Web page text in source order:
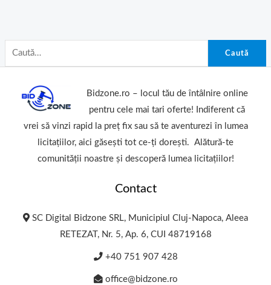
Caută
Bidzone.ro – locul tău de întâlnire online
pentru cele mai tari oferte! Indiferent că
vrei să vinzi rapid la preț fix sau să te aventurezi în lumea
licitațiilor, aici găsești tot ce-ți dorești. Alătură-te
comunității noastre și descoperă lumea licitațiilor!
Contact
SC Digital Bidzone SRL, Municipiul Cluj-Napoca, Aleea
RETEZAT, Nr. 5, Ap. 6, CUI 48719168
+40 751 907 428
office@bidzone.ro